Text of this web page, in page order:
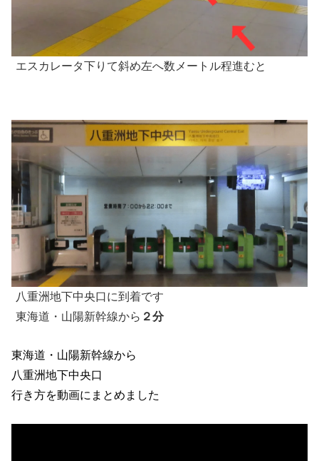
エスカレータ下りて斜め左へ数メートル程進むと
八重洲地下中央口に到着です
東海道・山陽新幹線から ２分
東海道・山陽新幹線から
八重洲地下中央口
行き方を動画にまとめました